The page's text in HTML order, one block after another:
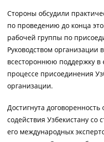
Стороны обсудили
по проведению до конца
рабочей группы по
Руководством организации
всестороннюю поддержку в
процессе присоединения
организации.
Достигнута
содействия Узбекистану со
его международных